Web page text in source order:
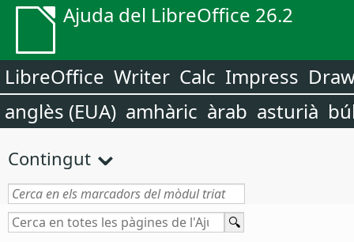
Ajuda del LibreOffice 26.2
LibreOffice Writer Calc Impress
anglès (EUA) amhàric àrab asturià
Contingut